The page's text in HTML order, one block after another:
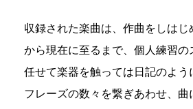
収録された楽曲は、作曲をしは
から現在に至るまで、個人練習の
任せて楽器を触っては日記のよう
フレーズの数々を繋ぎあわせ、曲